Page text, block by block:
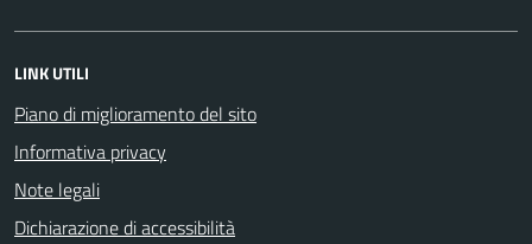
LINK UTILI
Piano di miglioramento del sito
Informativa privacy
Note legali
Dichiarazione di accessibilità